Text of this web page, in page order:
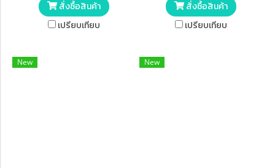
สั่งซื้อสินค้า
เปรียบเทียบ
สั่งซื้อสินค้า
เปรียบเทียบ
New New